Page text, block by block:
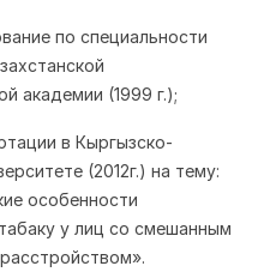
по специальности
академии (1999 г.);
в Кыргызско-
(2012г.) на тему:
особенности
у лиц со смешанным